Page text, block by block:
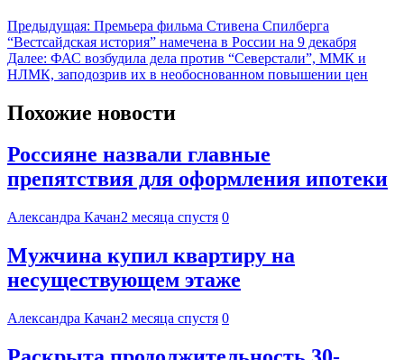
Предыдущая: Премьера фильма Стивена Спилберга
“‎Вестсайдская история” намечена в России на 9 декабря
Далее: ФАС возбудила дела против “Северстали”, ММК и
НЛМК, заподозрив их в необоснованном повышении цен
Похожие новости
Россияне назвали главные
препятствия для оформления ипотеки
Александра Качан2 месяца спустя 0
Мужчина купил квартиру на
несуществующем этаже
Александра Качан2 месяца спустя 0